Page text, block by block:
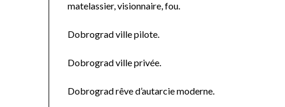
matelassier, visionnaire, fou.
Dobrograd ville pilote.
Dobrograd ville privée.
Dobrograd rêve d’autarcie moderne.